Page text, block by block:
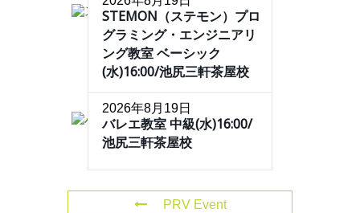
STEMON（ステモン）プロ
グラミング・エンジニアリ
ング教室 ベーシック
(水)16:00/池尻三軒茶屋校
2026年8月19日
バレエ教室 中級(水)16:00/
池尻三軒茶屋校
PRV Event